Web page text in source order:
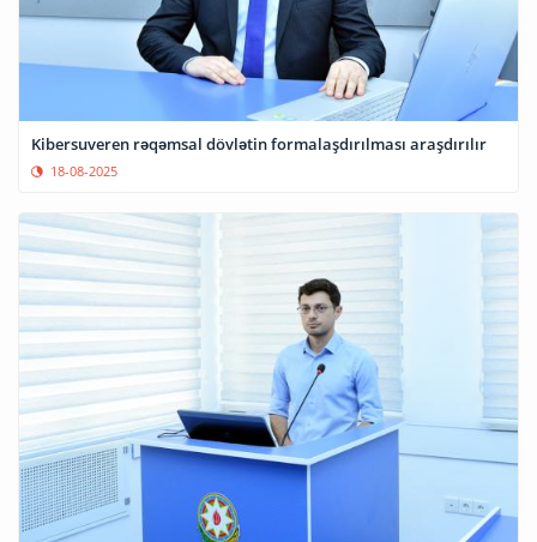
Kibersuveren rəqəmsal dövlətin formalaşdırılması araşdırılır
18-08-2025